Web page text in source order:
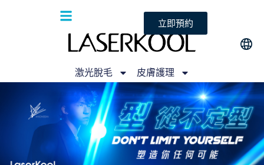
立即預約
激光脫毛 皮膚護理